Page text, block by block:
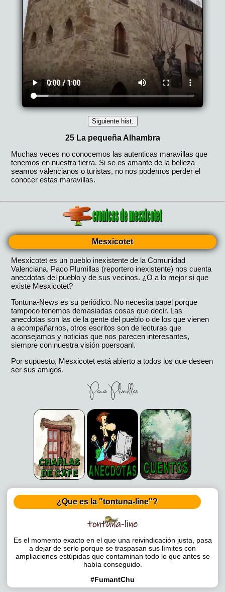
Mesxicotet
Mesxicotet es un pueblo inexistente de la Comunidad
Valenciana. Paco Plumillas (reportero inexistente) nos cuenta
anecdotas del pueblo y de sus vecinos. ¿O a lo mejor si que
existe Mesxicotet?
Tontuna-News es su periódico. No necesita papel porque
tampoco tenemos demasiadas cosas que decir. Las
anecdotas son las de la gente del pueblo o de los que vienen
a acompañarnos, otros escritos son de lecturas que
aconsejamos y noticias que nos parecen interesantes,
siempre con nuestra visión poersoanl.
Por supuesto, Mesxicotet está abierto a todos los que deseen
ser sus amigos.
¿Que es la "tontuna-line"?
Es el momento exacto en el que una reivindicación justa, pasa
a dejar de serlo porque se traspasan sus límites con
ampliaciones estúpidas que contaminan todo lo que antes se
había conseguido.
#FumantChu